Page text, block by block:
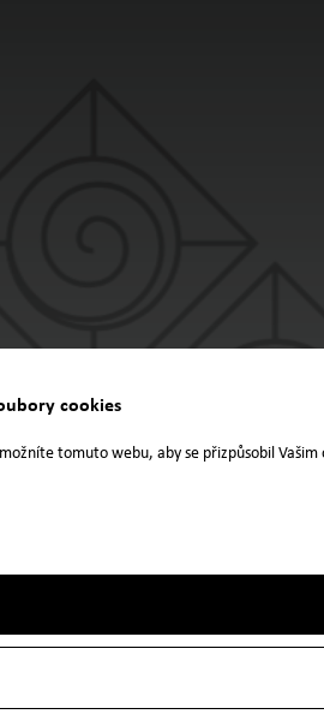
cookies
tomuto webu, aby se přizpůsobil